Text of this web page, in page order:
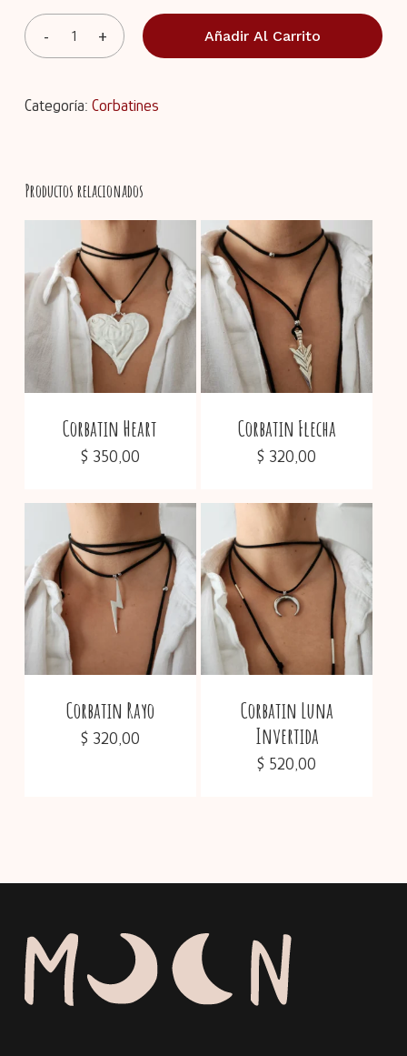
No hay productos en el
carrito.
Go To Shop
Añadir Al Carrito
Categoría: Corbatines
Productos relacionados
Corbatin Heart
$ 350,00
Corbatin Flecha
$ 320,00
Corbatin Rayo
$ 320,00
Corbatin Luna
Invertida
$ 520,00